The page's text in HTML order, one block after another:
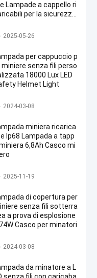
Lampade a cappello ri
per la sicurezza
ricaricabili per copert
minerarie
2025-05-26
per cappuccio p
miniere senza fili perso
18000 Lux LED
Helmet Light
per cappuccio da mi
senza fili
2024-03-08
miniera ricarica
Ip68 Lampada a tapp
6,8Ah Casco mi
per cappuccio da mi
senza fili
2025-11-19
di copertura per
senza fili sotterra
a prova di esplosione
Casco per minatori
per cappuccio da mi
senza fili
2024-03-08
da minatore a L